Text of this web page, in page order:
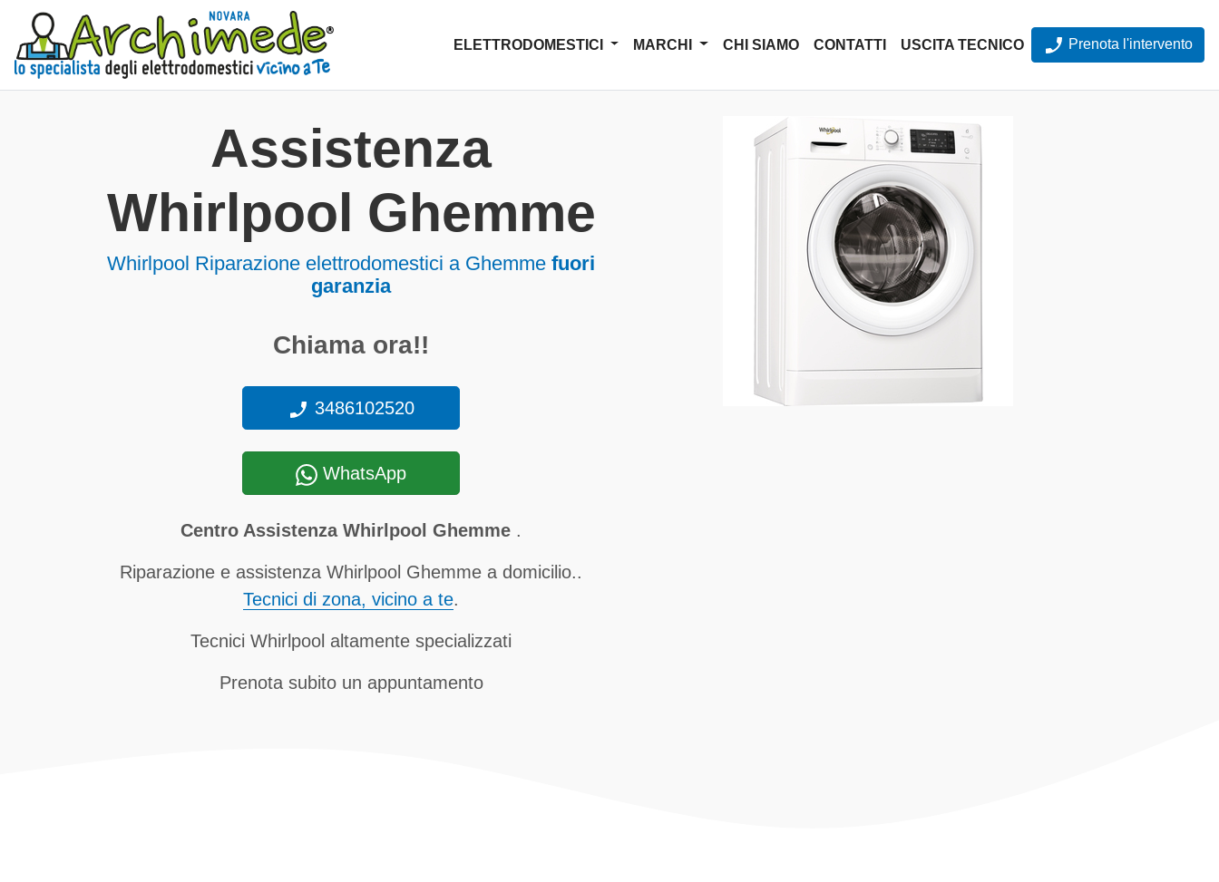
ELETTRODOMESTICI MARCHI CHI SIAMO CONTATTI USCITA TECNICO Prenota l'intervento
Assistenza
Whirlpool Ghemme
Whirlpool Riparazione elettrodomestici a Ghemme fuori
garanzia
Chiama ora!!
3486102520
WhatsApp
Centro Assistenza Whirlpool Ghemme .
Riparazione e assistenza Whirlpool Ghemme a domicilio..
Tecnici di zona, vicino a te.
Tecnici Whirlpool altamente specializzati
Prenota subito un appuntamento